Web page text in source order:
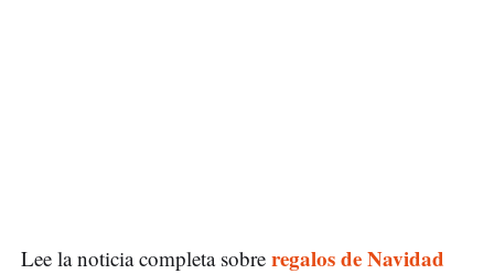
Lee la noticia completa sobre regalos de Navidad